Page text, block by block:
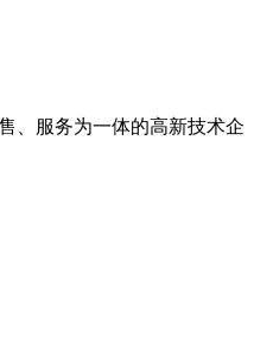
、服务为一体的高新技术企